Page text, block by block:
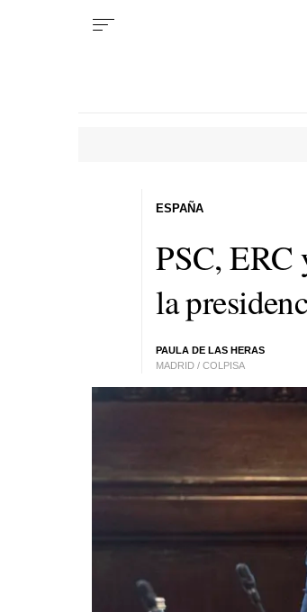
PSC, ERC
la
PAULA DE LAS HERAS
MADRID / COLPISA
ESPAÑA